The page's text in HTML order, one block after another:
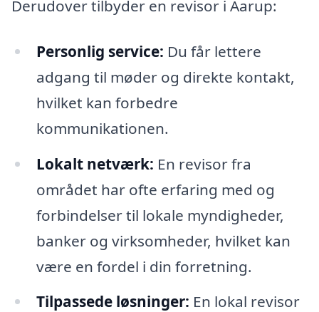
Derudover tilbyder en revisor i Aarup:
Personlig service: Du får lettere
adgang til møder og direkte kontakt,
hvilket kan forbedre
kommunikationen.
Lokalt netværk: En revisor fra
området har ofte erfaring med og
forbindelser til lokale myndigheder,
banker og virksomheder, hvilket kan
være en fordel i din forretning.
Tilpassede løsninger: En lokal revisor